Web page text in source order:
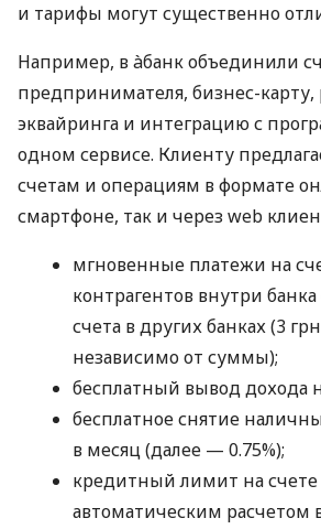
и тарифы могут существенно
Например, в àбанк объединили
предпринимателя, бизнес-
эквайринга и интеграцию с
одном сервисе. Клиенту
счетам и операциям в формате
смартфоне, так и через web
мгновенные платежи на
контрагентов внутри
счета в других банках (3
независимо от суммы);
бесплатный вывод дохода
бесплатное снятие
в месяц (далее — 0.75%);
кредитный лимит на
автоматическим расчетом